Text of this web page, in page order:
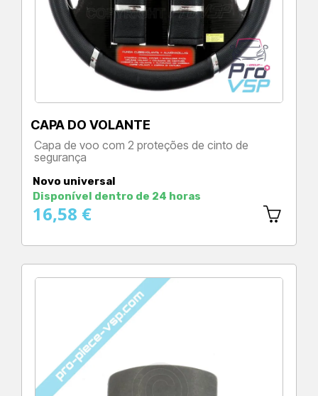
CAPA DO VOLANTE
Capa de voo com 2 proteções de cinto de
segurança
Novo universal
Disponível dentro de 24 horas
16,58 €